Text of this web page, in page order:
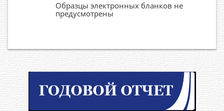
Образцы электронных бланков не
предусмотрены